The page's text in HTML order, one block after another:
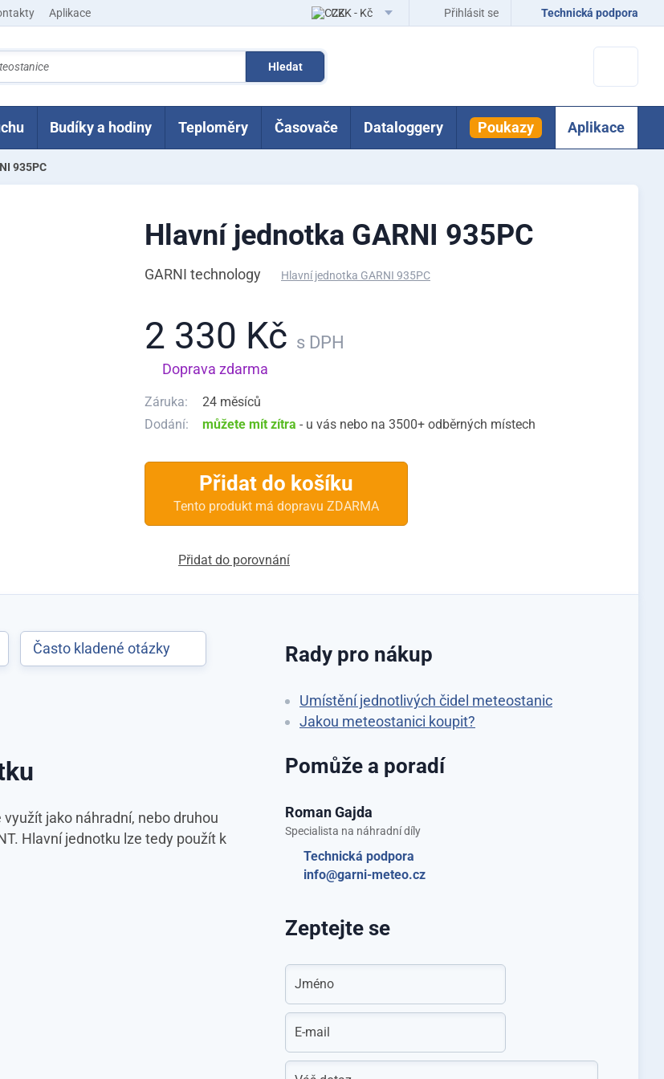
Aplikace
CZK - Kč Přihlásit se Technická podpora
Budíky a hodiny Teploměry Časovače Dataloggery Poukazy Aplikace
935PC
Hlavní jednotka GARNI 935PC
GARNI technology Hlavní jednotka GARNI 935PC
2 330 Kč s DPH
Doprava zdarma
Záruka:
24 měsíců
Dodání:
můžete mít zítra - u vás nebo na 3500+ odběrných místech
Přidat do košíku
Tento produkt má dopravu ZDARMA
Přidat do porovnání
Často kladené otázky
jako náhradní, nebo druhou
Hlavní jednotku lze tedy použít k
Rady pro nákup
Umístění jednotlivých čidel meteostanic
Jakou meteostanici koupit?
Pomůže a poradí
Roman Gajda
Specialista na náhradní díly
Technická podpora
info@garni-meteo.cz
Zeptejte se
Jméno
E-mail